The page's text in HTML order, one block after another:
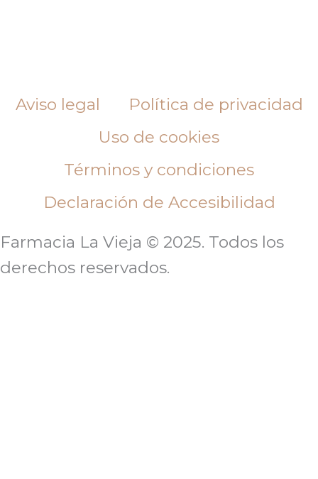
Aviso legal
Política de privacidad
Uso de cookies
Términos y condiciones
Declaración de Accesibilidad
Farmacia La Vieja © 2025. Todos los
derechos reservados.